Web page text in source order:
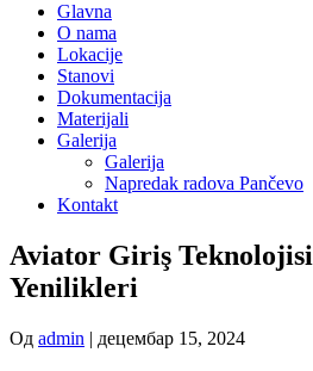
Glavna
O nama
Lokacije
Stanovi
Dokumentacija
Materijali
Galerija
Galerija
Napredak radova Pančevo
Kontakt
Aviator Giriş
Yenilikleri
Од admin | децембар 15, 2024